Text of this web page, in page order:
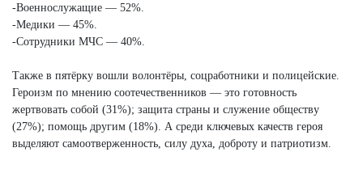
-Военнослужащие — 52%.
-Медики — 45%.
-Сотрудники МЧС — 40%.
Также в пятёрку вошли волонтёры, соцработники и полицейские.
Героизм по мнению соотечественников — это готовность
жертвовать собой (31%); защита страны и служение обществу
(27%); помощь другим (18%). А среди ключевых качеств героя
выделяют самоотверженность, силу духа, доброту и патриотизм.